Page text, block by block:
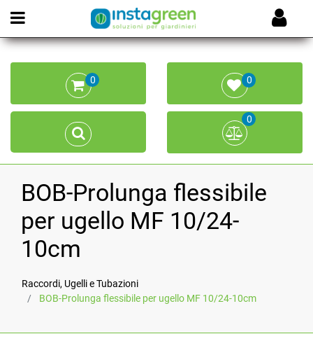
Open menu
0 0
0
BOB-Prolunga flessibile
per ugello MF 10/24-
10cm
Raccordi, Ugelli e Tubazioni
BOB-Prolunga flessibile per ugello MF 10/24-10cm